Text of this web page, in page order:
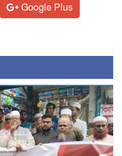
Google Plus